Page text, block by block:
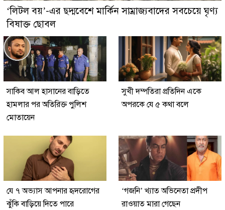
‘লিটল বয়’-এর ছদ্মবেশে মার্কিন সাম্রাজ্যবাদের সবচেয়ে ঘৃণ্য
বিষাক্ত ছোবল
সাকিব আল হাসানের বাড়িতে
হামলার পর অতিরিক্ত পুলিশ
মোতায়েন
সুখী দম্পতিরা প্রতিদিন একে
অপরকে যে ৫ কথা বলে
যে ৭ অভ্যাস আপনার হৃদরোগের
ঝুঁকি বাড়িয়ে দিতে পারে
‘গজনি’ খ্যাত অভিনেতা প্রদীপ
রাওয়াত মারা গেছেন